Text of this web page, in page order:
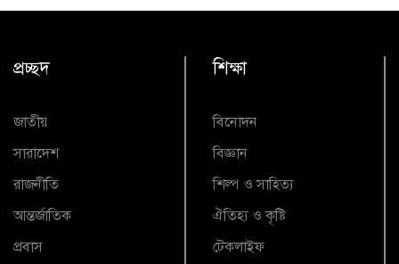
প্রচ্ছদ
জাতীয়
সারাদেশ
রাজনীতি
আন্তর্জাতিক
প্রবাস
শিক্ষা
বিনোদন
বিজ্ঞান
শিল্প ও সাহিত্য
ঐতিহ্য ও কৃষ্টি
টেকলাইফ